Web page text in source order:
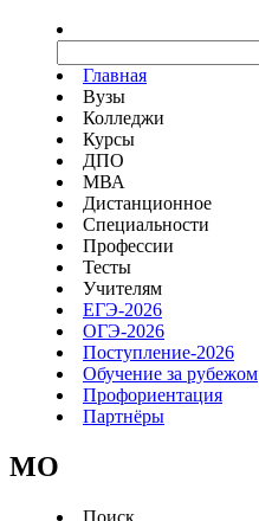
Главная
Вузы
Колледжи
Курсы
ДПО
МВА
Дистанционное
Специальности
Профессии
Тесты
Учителям
ЕГЭ-2026
ОГЭ-2026
Поступление-2026
Обучение за рубежом
Профориентация
Партнёры
MO
Поиск